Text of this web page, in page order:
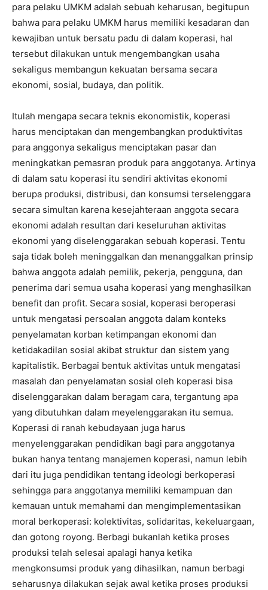
para pelaku UMKM adalah sebuah keharusan, begitupun
bahwa para pelaku UMKM harus memiliki kesadaran dan
kewajiban untuk bersatu padu di dalam koperasi, hal
tersebut dilakukan untuk mengembangkan usaha
sekaligus membangun kekuatan bersama secara
ekonomi, sosial, budaya, dan politik.
Itulah mengapa secara teknis ekonomistik, koperasi
harus menciptakan dan mengembangkan produktivitas
para anggonya sekaligus menciptakan pasar dan
meningkatkan pemasran produk para anggotanya. Artinya
di dalam satu koperasi itu sendiri aktivitas ekonomi
berupa produksi, distribusi, dan konsumsi terselenggara
secara simultan karena kesejahteraan anggota secara
ekonomi adalah resultan dari keseluruhan aktivitas
ekonomi yang diselenggarakan sebuah koperasi. Tentu
saja tidak boleh meninggalkan dan menanggalkan prinsip
bahwa anggota adalah pemilik, pekerja, pengguna, dan
penerima dari semua usaha koperasi yang menghasilkan
benefit dan profit. Secara sosial, koperasi beroperasi
untuk mengatasi persoalan anggota dalam konteks
penyelamatan korban ketimpangan ekonomi dan
ketidakadilan sosial akibat struktur dan sistem yang
kapitalistik. Berbagai bentuk aktivitas untuk mengatasi
masalah dan penyelamatan sosial oleh koperasi bisa
diselenggarakan dalam beragam cara, tergantung apa
yang dibutuhkan dalam meyelenggarakan itu semua.
Koperasi di ranah kebudayaan juga harus
menyelenggarakan pendidikan bagi para anggotanya
bukan hanya tentang manajemen koperasi, namun lebih
dari itu juga pendidikan tentang ideologi berkoperasi
sehingga para anggotanya memiliki kemampuan dan
kemauan untuk memahami dan mengimplementasikan
moral berkoperasi: kolektivitas, solidaritas, kekeluargaan,
dan gotong royong. Berbagi bukanlah ketika proses
produksi telah selesai apalagi hanya ketika
mengkonsumsi produk yang dihasilkan, namun berbagi
seharusnya dilakukan sejak awal ketika proses produksi